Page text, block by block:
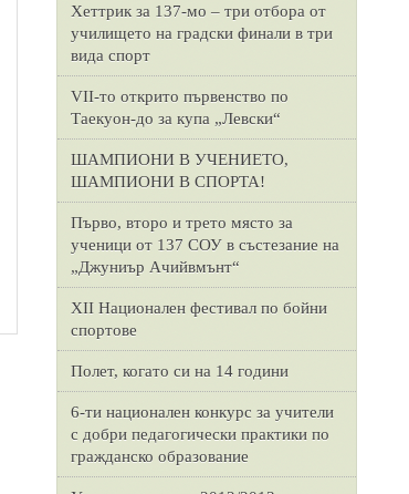
Хеттрик за 137-мо – три отбора от
училището на градски финали в три
вида спорт
VII-то открито първенство по
Таекуон-до за купа „Левски“
ШАМПИОНИ В УЧЕНИЕТО,
ШАМПИОНИ В СПОРТА!
Първо, второ и трето място за
ученици от 137 СОУ в състезание на
„Джуниър Ачийвмънт“
XII Национален фестивал по бойни
спортове
Полет, когато си на 14 години
6-ти национален конкурс за учители
с добри педагогически практики по
гражданско образование